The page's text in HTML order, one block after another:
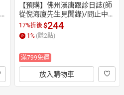
【預購】佛州漢唐跟診日誌(師
從倪海廈先生見聞錄)/問止中醫
系列丨天龍圖書簡體字專賣店
丨9787513264181 (tl2607)
17%折後$244
1 % (賺2點)
滿799免運
放入購物車